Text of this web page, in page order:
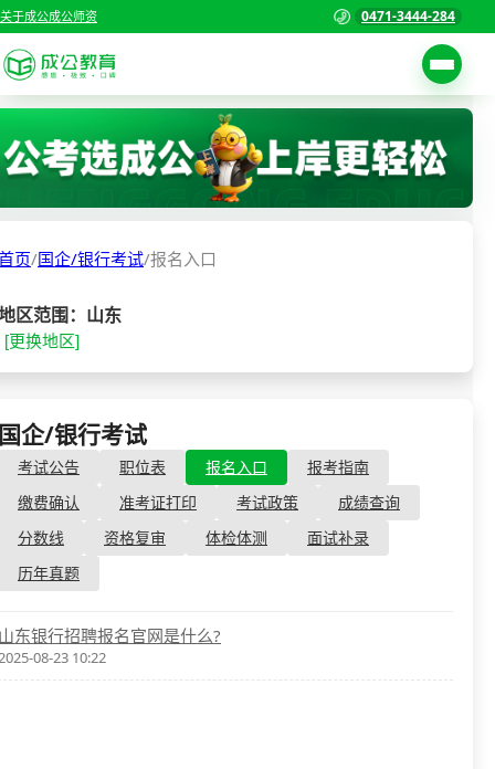
关于成公成公师资 0471-3444-284
考试公告
报考指南
缴费确认
准考证打印
成绩查询
分数线
资格复审
面试补录
历年真题
首页
国家公务员考试
各省公务员考试
教师资格/教师编制
国企/银行考试
页/国企/银行考试/报名入口
区范围：山东
[更换地区]
企/银行考试- 报名入口
考试公告 职位表 报名入口
报考指南
缴费确认
准考证打印 考试政策
成绩查询
分数线
资格复审 体检体测
面试补录
历年真题
东银行招聘报名官网是什么?
08-23 10:22